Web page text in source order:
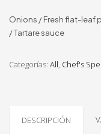
Onions / Fresh flat-leaf
/ Tartare sauce
Categorías: All, Chef's
DESCRIPCIÓN